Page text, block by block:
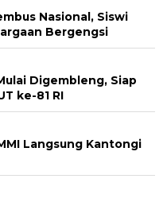
Nasional, Siswi
Bergengsi
Digembleng, Siap
ke-81 RI
Langsung Kantongi